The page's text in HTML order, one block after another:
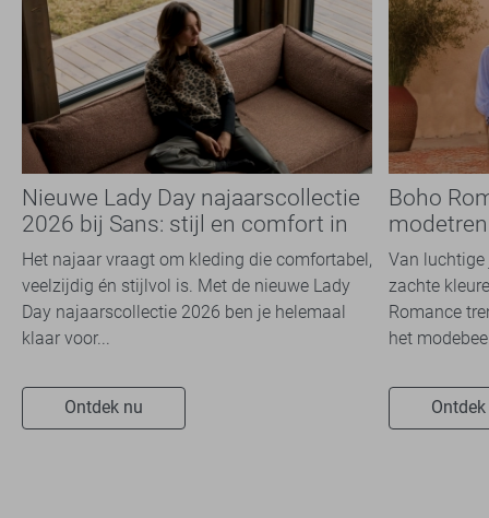
Nieuwe Lady Day najaarscollectie
2026 bij Sans: stijl en comfort in
travelkwaliteit
Het najaar vraagt om kleding die comfortabel,
veelzijdig én stijlvol is. Met de nieuwe Lady
Day najaarscollectie 2026 ben je helemaal
klaar voor...
Ontdek nu
Boho
overal
Van luchtige
zachte
Romance
het